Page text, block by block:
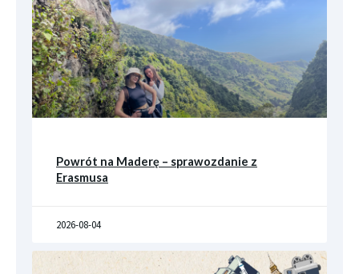
Powrót na Maderę – sprawozdanie z
Erasmusa
2026-08-04